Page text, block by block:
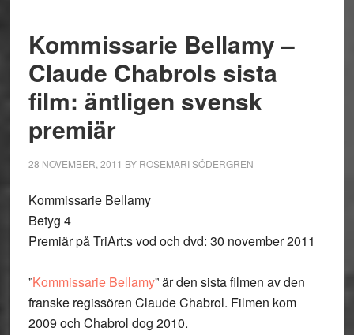
Kommissarie Bellamy –
Claude Chabrols sista
film: äntligen svensk
premiär
28 NOVEMBER, 2011 BY ROSEMARI SÖDERGREN
Kommissarie Bellamy
Betyg 4
Premiär på TriArt:s vod och dvd: 30 november 2011
”Kommissarie Bellamy” är den sista filmen av den
franske regissören Claude Chabrol. Filmen kom
2009 och Chabrol dog 2010.